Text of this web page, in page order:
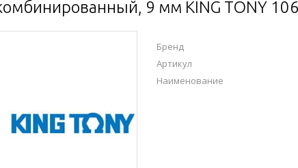
9 мм KING TONY
Бренд
Артикул
Наименование